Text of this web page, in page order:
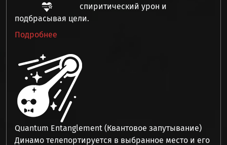
спиритический урон и
подбрасывая цели.
Подробнее
Quantum Entanglement (Квантовое запутывание)
Динамо телепортируется в выбранное место и его